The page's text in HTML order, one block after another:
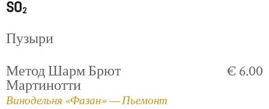
Пузыри
Метод Шарм Брют
Мартинотти
Винодельня «Фазан» — Пьемонт
€ 6.00